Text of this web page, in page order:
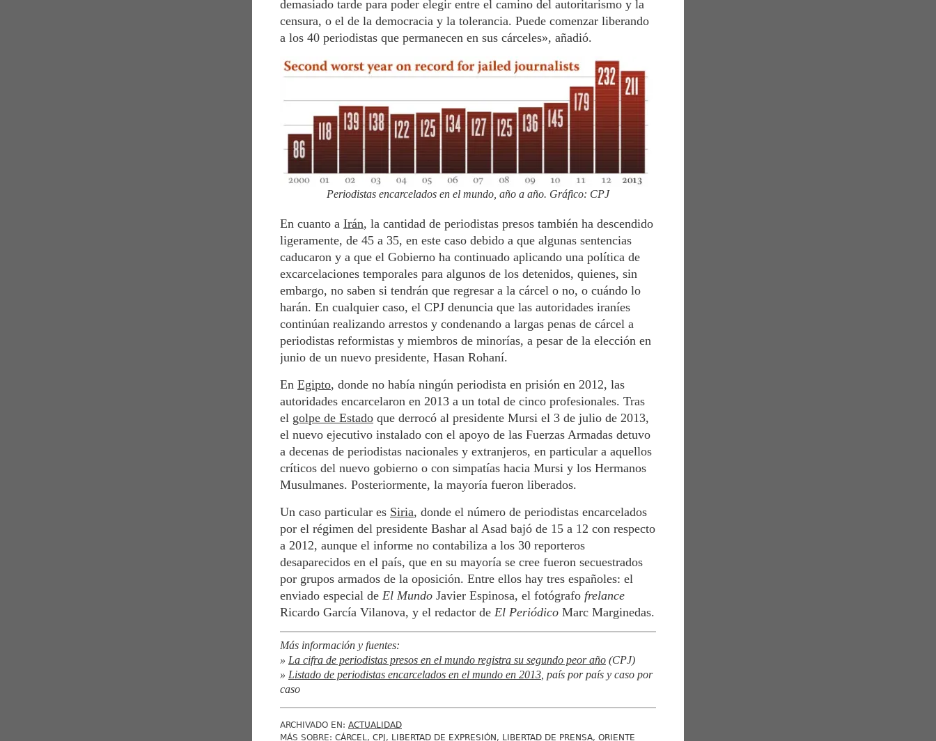
demasiado tarde para poder elegir entre el camino del autoritarismo y la
censura, o el de la democracia y la tolerancia. Puede comenzar liberando
a los 40 periodistas que permanecen en sus cárceles», añadió.
Periodistas encarcelados en el mundo, año a año. Gráfico: CPJ
En cuanto a Irán, la cantidad de periodistas presos también ha descendido
ligeramente, de 45 a 35, en este caso debido a que algunas sentencias
caducaron y a que el Gobierno ha continuado aplicando una política de
excarcelaciones temporales para algunos de los detenidos, quienes, sin
embargo, no saben si tendrán que regresar a la cárcel o no, o cuándo lo
harán. En cualquier caso, el CPJ denuncia que las autoridades iraníes
continúan realizando arrestos y condenando a largas penas de cárcel a
periodistas reformistas y miembros de minorías, a pesar de la elección en
junio de un nuevo presidente, Hasan Rohaní.
En Egipto, donde no había ningún periodista en prisión en 2012, las
autoridades encarcelaron en 2013 a un total de cinco profesionales. Tras
el golpe de Estado que derrocó al presidente Mursi el 3 de julio de 2013,
el nuevo ejecutivo instalado con el apoyo de las Fuerzas Armadas detuvo
a decenas de periodistas nacionales y extranjeros, en particular a aquellos
críticos del nuevo gobierno o con simpatías hacia Mursi y los Hermanos
Musulmanes. Posteriormente, la mayoría fueron liberados.
Un caso particular es Siria, donde el número de periodistas encarcelados
por el régimen del presidente Bashar al Asad bajó de 15 a 12 con respecto
a 2012, aunque el informe no contabiliza a los 30 reporteros
desaparecidos en el país, que en su mayoría se cree fueron secuestrados
por grupos armados de la oposición. Entre ellos hay tres españoles: el
enviado especial de El Mundo Javier Espinosa, el fotógrafo frelance
Ricardo García Vilanova, y el redactor de El Periódico Marc Marginedas.
Más información y fuentes:
» La cifra de periodistas presos en el mundo registra su segundo peor año (CPJ)
» Listado de periodistas encarcelados en el mundo en 2013, país por país y caso por
caso
ARCHIVADO EN: ACTUALIDAD
MÁS SOBRE: CÁRCEL , CPJ, LIBERTAD DE EXPRESIÓN, LIBERTAD DE PRENSA, ORIENTE